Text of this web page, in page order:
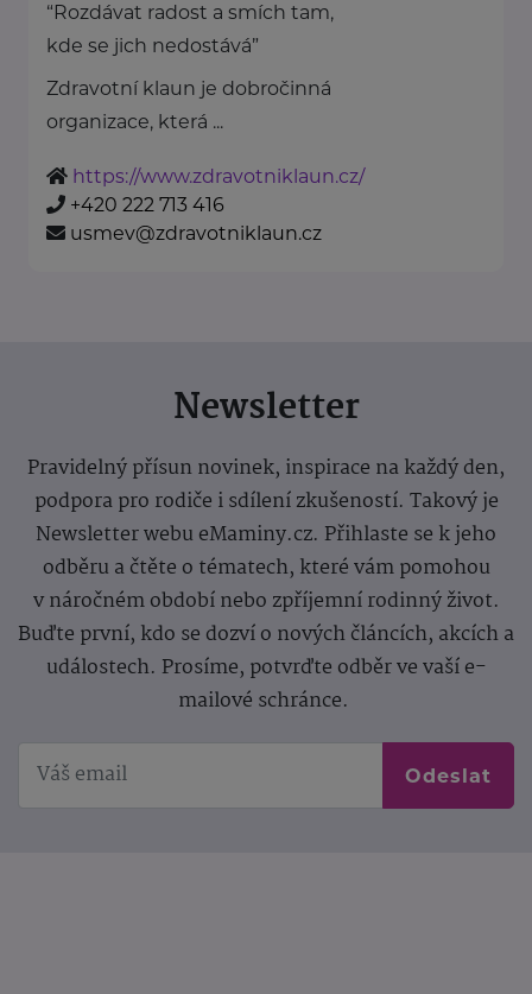
“Rozdávat radost a smích tam,
kde se jich nedostává”
Zdravotní klaun je dobročinná
organizace, která ...
https://www.zdravotniklaun.cz/
+420 222 713 416
usmev@zdravotniklaun.cz
Newsletter
Pravidelný přísun novinek, inspirace na každý den,
podpora pro rodiče i sdílení zkušeností. Takový je
Newsletter webu eMaminy.cz. Přihlaste se k jeho
odběru a čtěte o tématech, které vám pomohou
v náročném období nebo zpříjemní rodinný život.
Buďte první, kdo se dozví o nových článcích, akcích a
událostech. Prosíme, potvrďte odběr ve vaší e-
mailové schránce.
Odeslat